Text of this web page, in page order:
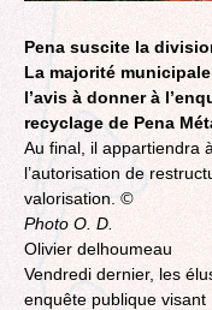
Pena suscite la
La majorité
l’avis à donner à
recyclage de Pena
Au final, il appartiendra
l’autorisation de
valorisation.©
Photo O. D.
Olivier delhoumeau
Vendredi dernier, les
enquête publique visant